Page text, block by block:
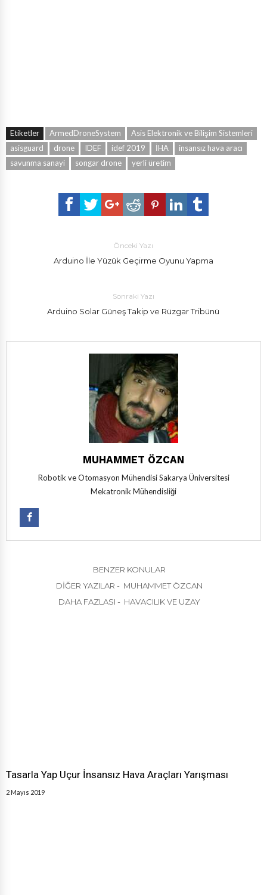
Etiketler ArmedDroneSystem
Asis Elektronik ve Bilişim Sistemleri
asisguard
drone IDEF idef 2019 İHA
insansız hava aracı
savunma sanayi
songar drone yerli üretim
Önceki Yazı
Arduino İle Yüzük Geçirme Oyunu Yapma
Sonraki Yazı
Arduino Solar Güneş Takip ve Rüzgar Tribünü
MUHAMMET ÖZCAN
Robotik ve Otomasyon Mühendisi Sakarya Üniversitesi
Mekatronik Mühendisliği
BENZER KONULAR
DIĞER YAZILAR - MUHAMMET ÖZCAN
DAHA FAZLASI - HAVACILIK VE UZAY
Tasarla Yap Uçur İnsansız Hava Araçları Yarışması
2 Mayıs 2019